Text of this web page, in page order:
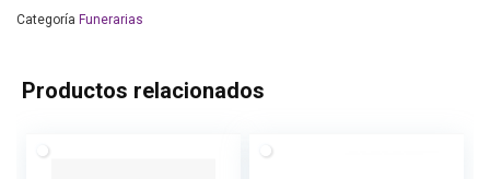
Categoría Funerarias
Productos relacionados